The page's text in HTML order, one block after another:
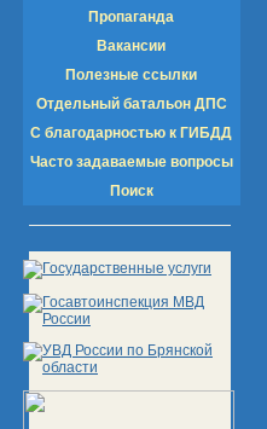
Пропаганда
Вакансии
Полезные ссылки
Отдельный батальон ДПС
С благодарностью к ГИБДД
Часто задаваемые вопросы
Поиск